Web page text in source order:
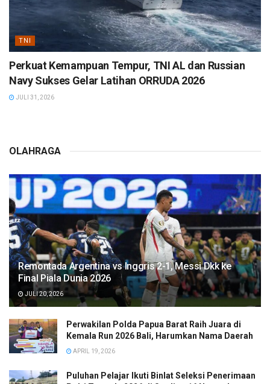
TNI
Perkuat Kemampuan Tempur, TNI AL dan Russian
Navy Sukses Gelar Latihan ORRUDA 2026
JULI 31, 2026
OLAHRAGA
Remontada Argentina vs Inggris 2-1, Messi Dkk ke
Final Piala Dunia 2026
JULI 20, 2026
Perwakilan Polda Papua Barat Raih Juara di
Kemala Run 2026 Bali, Harumkan Nama Daerah
APRIL 19, 2026
Puluhan Pelajar Ikuti Binlat Seleksi Penerimaan